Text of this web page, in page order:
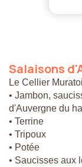
Salaisons
Le Cellier
• Jambon,
d'Auvergne du
• Terrine
• Tripoux
• Potée
• Saucisses aux